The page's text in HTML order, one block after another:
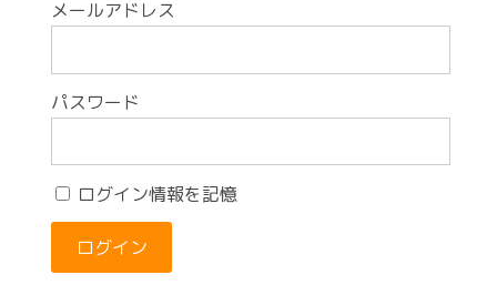
メールアドレス
パスワード
ログイン情報を記憶